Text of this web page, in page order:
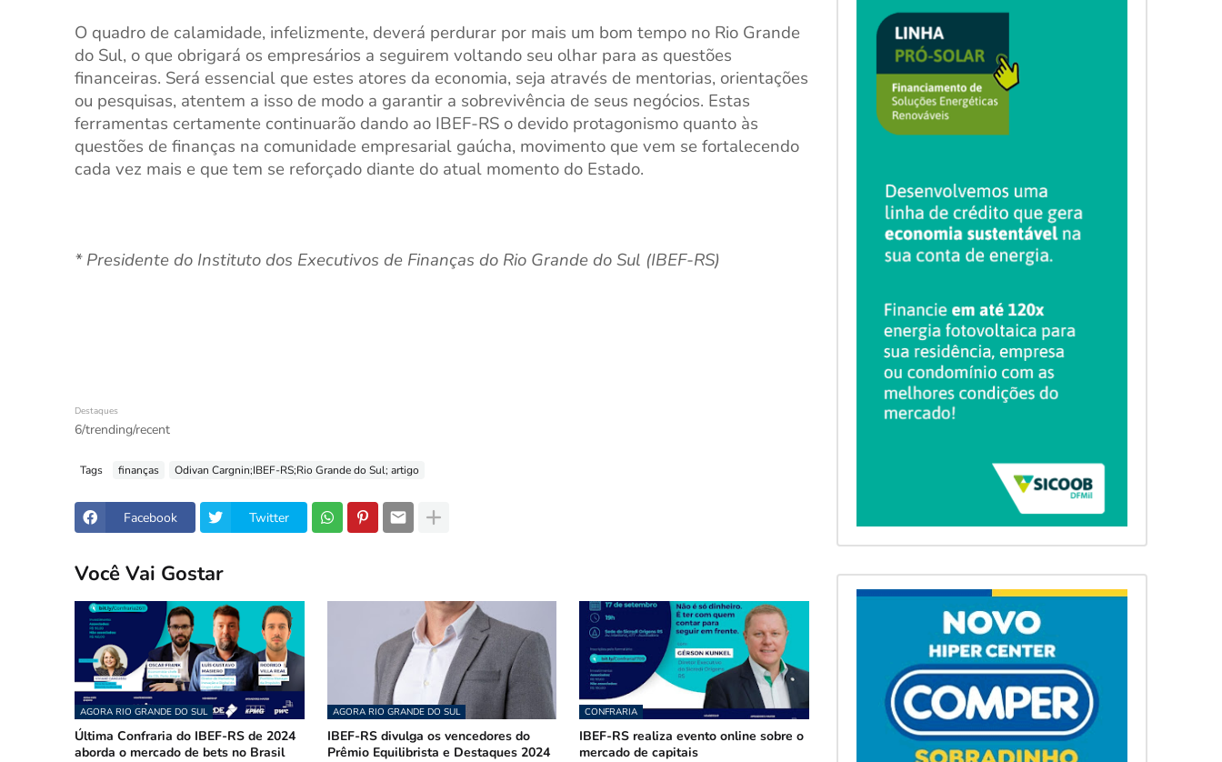
O quadro de calamidade, infelizmente, deverá perdurar por mais um bom tempo no Rio Grande
do Sul, o que obrigará os empresários a seguirem voltando seu olhar para as questões
financeiras. Será essencial que estes atores da economia, seja através de mentorias, orientações
ou pesquisas, atentem a isso de modo a garantir a sobrevivência de seus negócios. Estas
ferramentas certamente continuarão dando ao IBEF-RS o devido protagonismo quanto às
questões de finanças na comunidade empresarial gaúcha, movimento que vem se fortalecendo
cada vez mais e que tem se reforçado diante do atual momento do Estado.
* Presidente do Instituto dos Executivos de Finanças do Rio Grande do Sul (IBEF-RS)
Destaques
6/trending/recent
Tags finanças Odivan Cargnin;IBEF-RS;Rio Grande do Sul; artigo
Facebook Twitter
Você Vai Gostar
AGORA RIO GRANDE DO SUL
Última Confraria do IBEF-RS de 2024
aborda o mercado de bets no Brasil
AGORA RIO GRANDE DO SUL
IBEF-RS divulga os vencedores do
Prêmio Equilibrista e Destaques 2024
CONFRARIA
IBEF-RS realiza evento online sobre o
mercado de capitais